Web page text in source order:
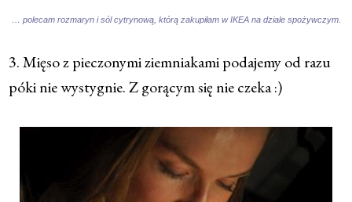
… polecam rozmaryn i sól cytrynową, którą zakupiłam w IKEA na dziale spożywczym.
3. Mięso z pieczonymi ziemniakami podajemy od razu
póki nie wystygnie. Z gorącym się nie czeka :)